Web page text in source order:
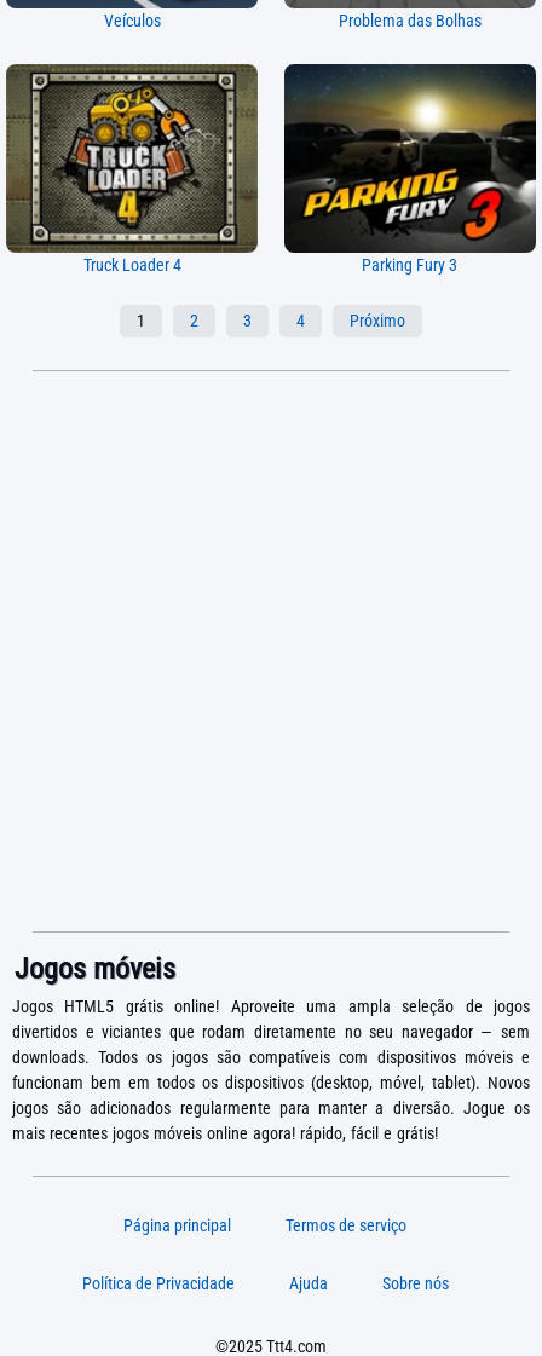
Veículos Problema das Bolhas
Truck Loader 4 Parking Fury 3
1 2 3 4 Próximo
Jogos móveis
Jogos HTML5 grátis online! Aproveite uma ampla seleção de jogos
divertidos e viciantes que rodam diretamente no seu navegador — sem
downloads. Todos os jogos são compatíveis com dispositivos móveis e
funcionam bem em todos os dispositivos (desktop, móvel, tablet). Novos
jogos são adicionados regularmente para manter a diversão. Jogue os
mais recentes jogos móveis online agora! rápido, fácil e grátis!
Página principal Termos de serviço
Política de Privacidade Ajuda Sobre nós
©2025 Ttt4.com